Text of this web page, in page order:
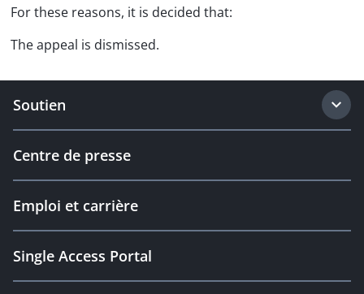
For these reasons, it is decided that:
The appeal is dismissed.
Soutien
Centre de presse
Emploi et carrière
Single Access Portal